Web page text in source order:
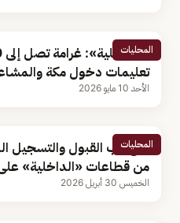
المحليات
تعليمات دخول مكة
الأحد 10 مايو 2026
المحليات
من قطاعات «الداخلية» على
الخميس 30 أبريل 2026